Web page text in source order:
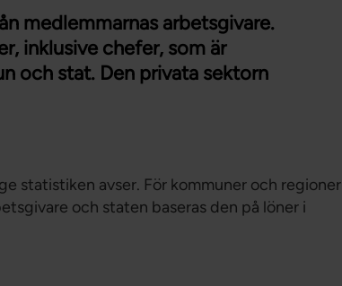
Sjuksköterska
Barnmorska
Röntgensjuksköterska
Chef
medlemmarnas arbetsgivare.
inklusive chefer, som är
och stat. Den privata sektorn
statistiken avser. För kommuner och regioner
och staten baseras den på löner i